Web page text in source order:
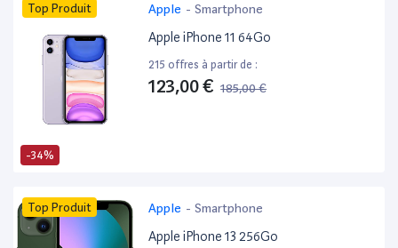
-34%
Top Produit Apple - Smartphone
Apple iPhone 11 64Go
215 offres à partir de :
123,00 € 185,00 €
Top Produit Apple - Smartphone
Apple iPhone 13 256Go